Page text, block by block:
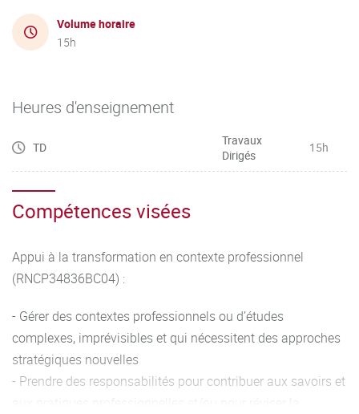
Volume horaire
15h
Heures d'enseignement
TD
Travaux
Dirigés
15h
Compétences visées
Appui à la transformation en contexte professionnel
(RNCP34836BC04) :
- Gérer des contextes professionnels ou d’études
complexes, imprévisibles et qui nécessitent des approches
stratégiques nouvelles
- Prendre des responsabilités pour contribuer aux savoirs et